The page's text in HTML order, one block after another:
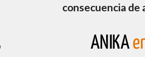
consecuencia de